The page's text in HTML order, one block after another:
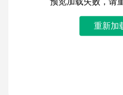
重新加